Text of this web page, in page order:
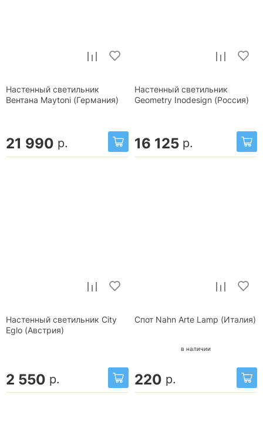
Настенный светильник
Вентана Maytoni (Германия)
21 990 р.
Настенный светильник
Geometry Inodesign (Россия)
16 125 р.
Настенный светильник City
Eglo (Австрия)
2 550 р.
Спот Nahn Arte Lamp (Италия)
в наличии
220 р.